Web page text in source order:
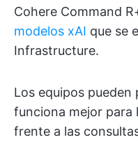
Cohere Command
modelos xAI que se
Infrastructure.
Los equipos pueden
funciona mejor para
frente a las